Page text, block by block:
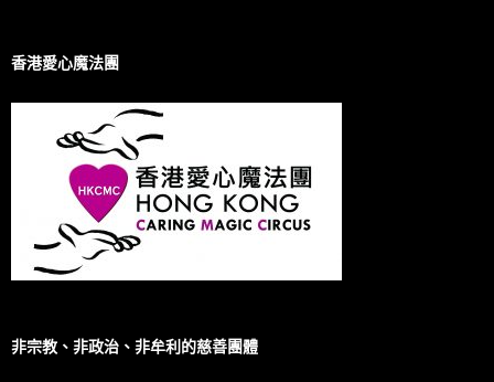
香港愛心魔法團
非宗教、非政治、非牟利的慈善團體